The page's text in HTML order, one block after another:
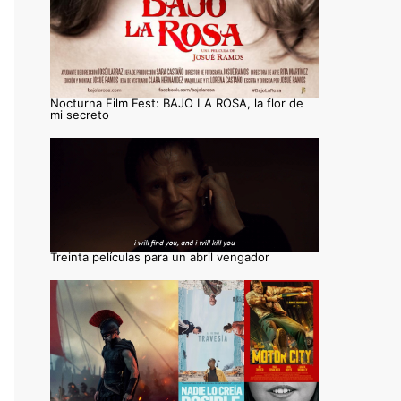
Nocturna Film Fest: BAJO LA ROSA, la flor de
mi secreto
Treinta películas para un abril vengador